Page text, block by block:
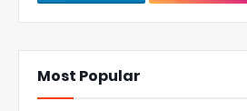
Most Popular